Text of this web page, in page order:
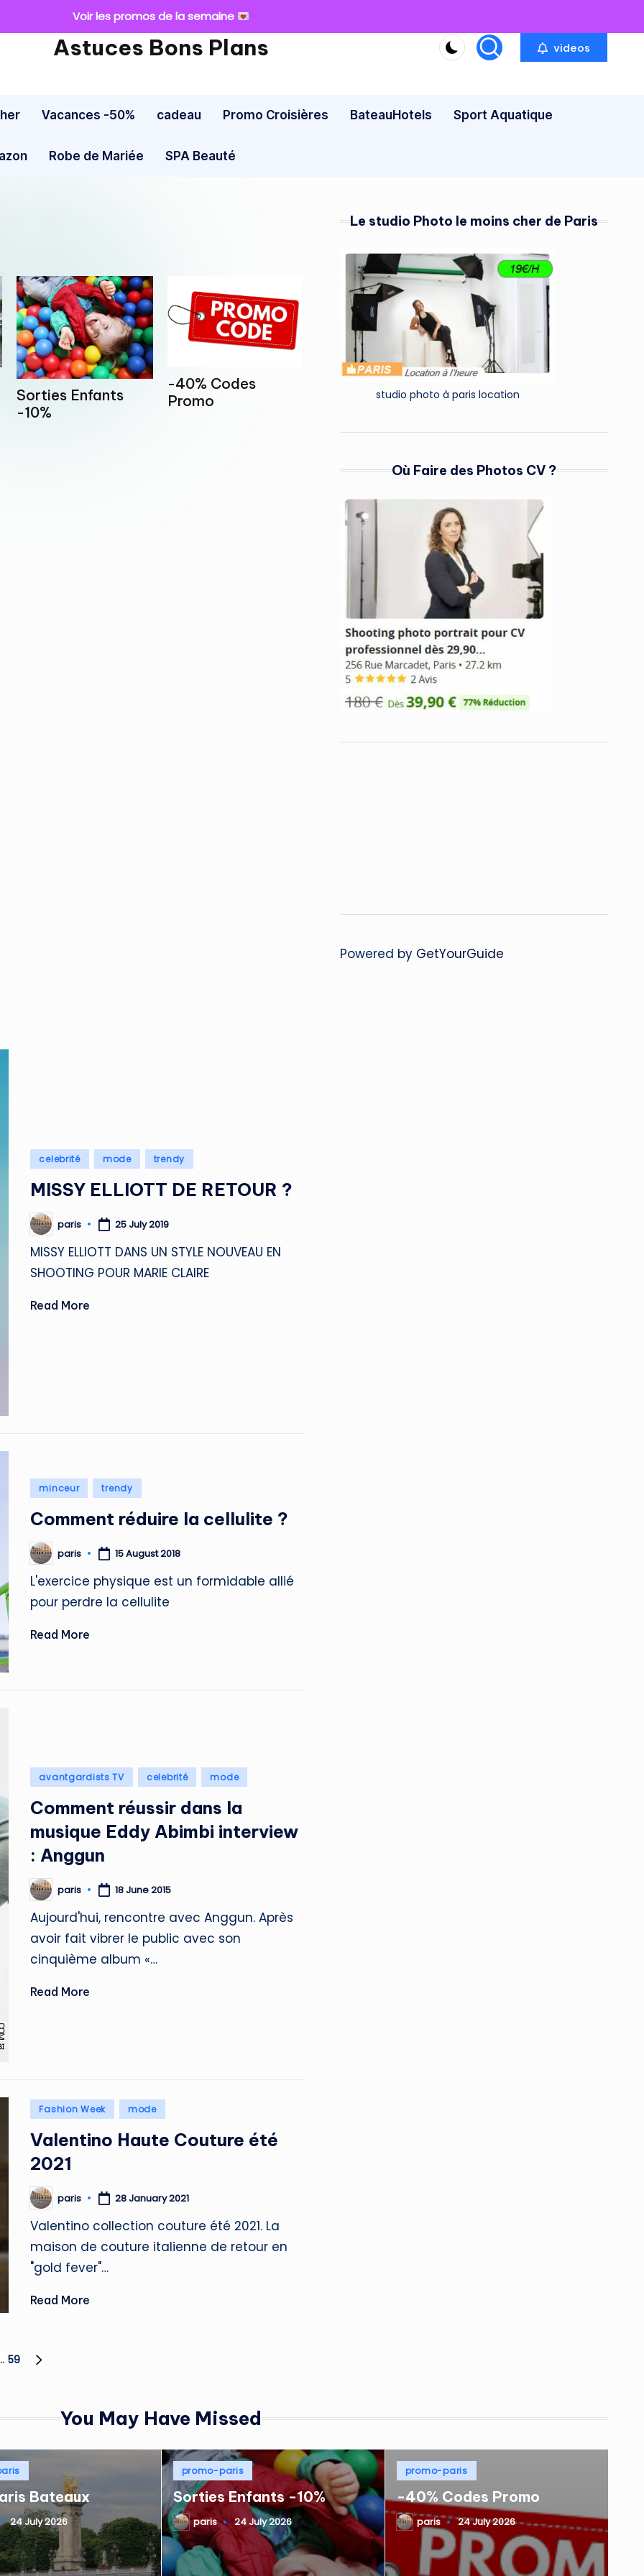
Astuces Bons Plans videos
Vacances -50% cadeau Promo Croisières BateauHotels Sport Aquatique
Robe de Mariée SPA Beauté
Sorties Enfants
-10%
-40% Codes
Promo
Posted
celebrité mode trendy
MISSY ELLIOTT DE RETOUR ?
Posted
by
paris 25 July 2019
MISSY ELLIOTT DANS UN STYLE NOUVEAU EN
SHOOTING POUR MARIE CLAIRE
Read More
Posted
minceur trendy
Comment réduire la cellulite ?
Posted
by
paris 15 August 2018
L'exercice physique est un formidable allié
pour perdre la cellulite
Read More
Posted
avantgardists TV celebrité mode
Comment réussir dans la
musique Eddy Abimbi interview
: Anggun
Posted
by
paris 18 June 2015
Aujourd'hui, rencontre avec Anggun. Après
avoir fait vibrer le public avec son
cinquième album «…
Read More
Posted
Fashion Week mode
Valentino Haute Couture été
2021
Posted
by
paris 28 January 2021
Valentino collection couture été 2021. La
maison de couture italienne de retour en
"gold fever"…
Read More
59
Le studio Photo le moins cher de Paris
studio photo à paris location
Où Faire des Photos CV ?
Powered by GetYourGuide
You May Have Missed
Bateaux
24 July 2026
Posted
in
promo-paris
Sorties Enfants -10%
Posted
by
paris 24 July 2026
Posted
in
promo-paris
-40% Codes Promo
Postedparis 24 July 2026
Voir les promos de la semaine